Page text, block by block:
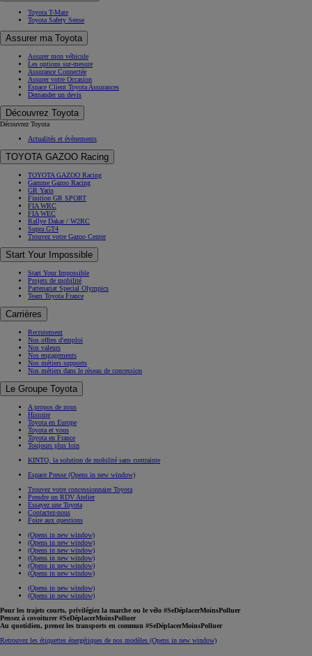
Toyota T-Mate
Toyota Safety Sense
Assurer ma Toyota
Assurer mon véhicule
Les options sur-mesure
Assurance Connectée
Assurer votre Occasion
Espace Client Toyota Assurances
Demander un devis
Découvrez Toyota
Découvrez Toyota
Actualités et évènements
TOYOTA GAZOO Racing
TOYOTA GAZOO Racing
Gamme Gazoo Racing
GR Yaris
Finition GR SPORT
FIA WRC
FIA WEC
Rallye Dakar / W2RC
Supra GT4
Trouvez votre Gazoo Center
Start Your Impossible
Start Your Impossible
Projets de mobilité
Partenariat Special Olympics
Team Toyota France
Carrières
Recrutement
Nos offres d'emploi
Nos valeurs
Nos engagements
Nos métiers supports
Nos métiers dans le réseau de concession
Le Groupe Toyota
A propos de nous
Histoire
Toyota en Europe
Toyota et vous
Toyota en France
Toujours plus loin
KINTO, la solution de mobilité sans contrainte
Espace Presse (Opens in new window)
Trouvez votre concessionnaire Toyota
Prendre un RDV Atelier
Essayez une Toyota
Contactez-nous
Foire aux questions
(Opens in new window)
(Opens in new window)
(Opens in new window)
(Opens in new window)
(Opens in new window)
(Opens in new window)
(Opens in new window)
(Opens in new window)
Pour les trajets courts, privilégiez la marche ou le vélo #SeDéplacerMoinsPolluer
Pensez à covoiturer #SeDéplacerMoinsPolluer
Au quotidien, prenez les transports en commun #SeDéplacerMoinsPolluer
Retrouvez les étiquettes énergétiques de nos modèles (Opens in new window)